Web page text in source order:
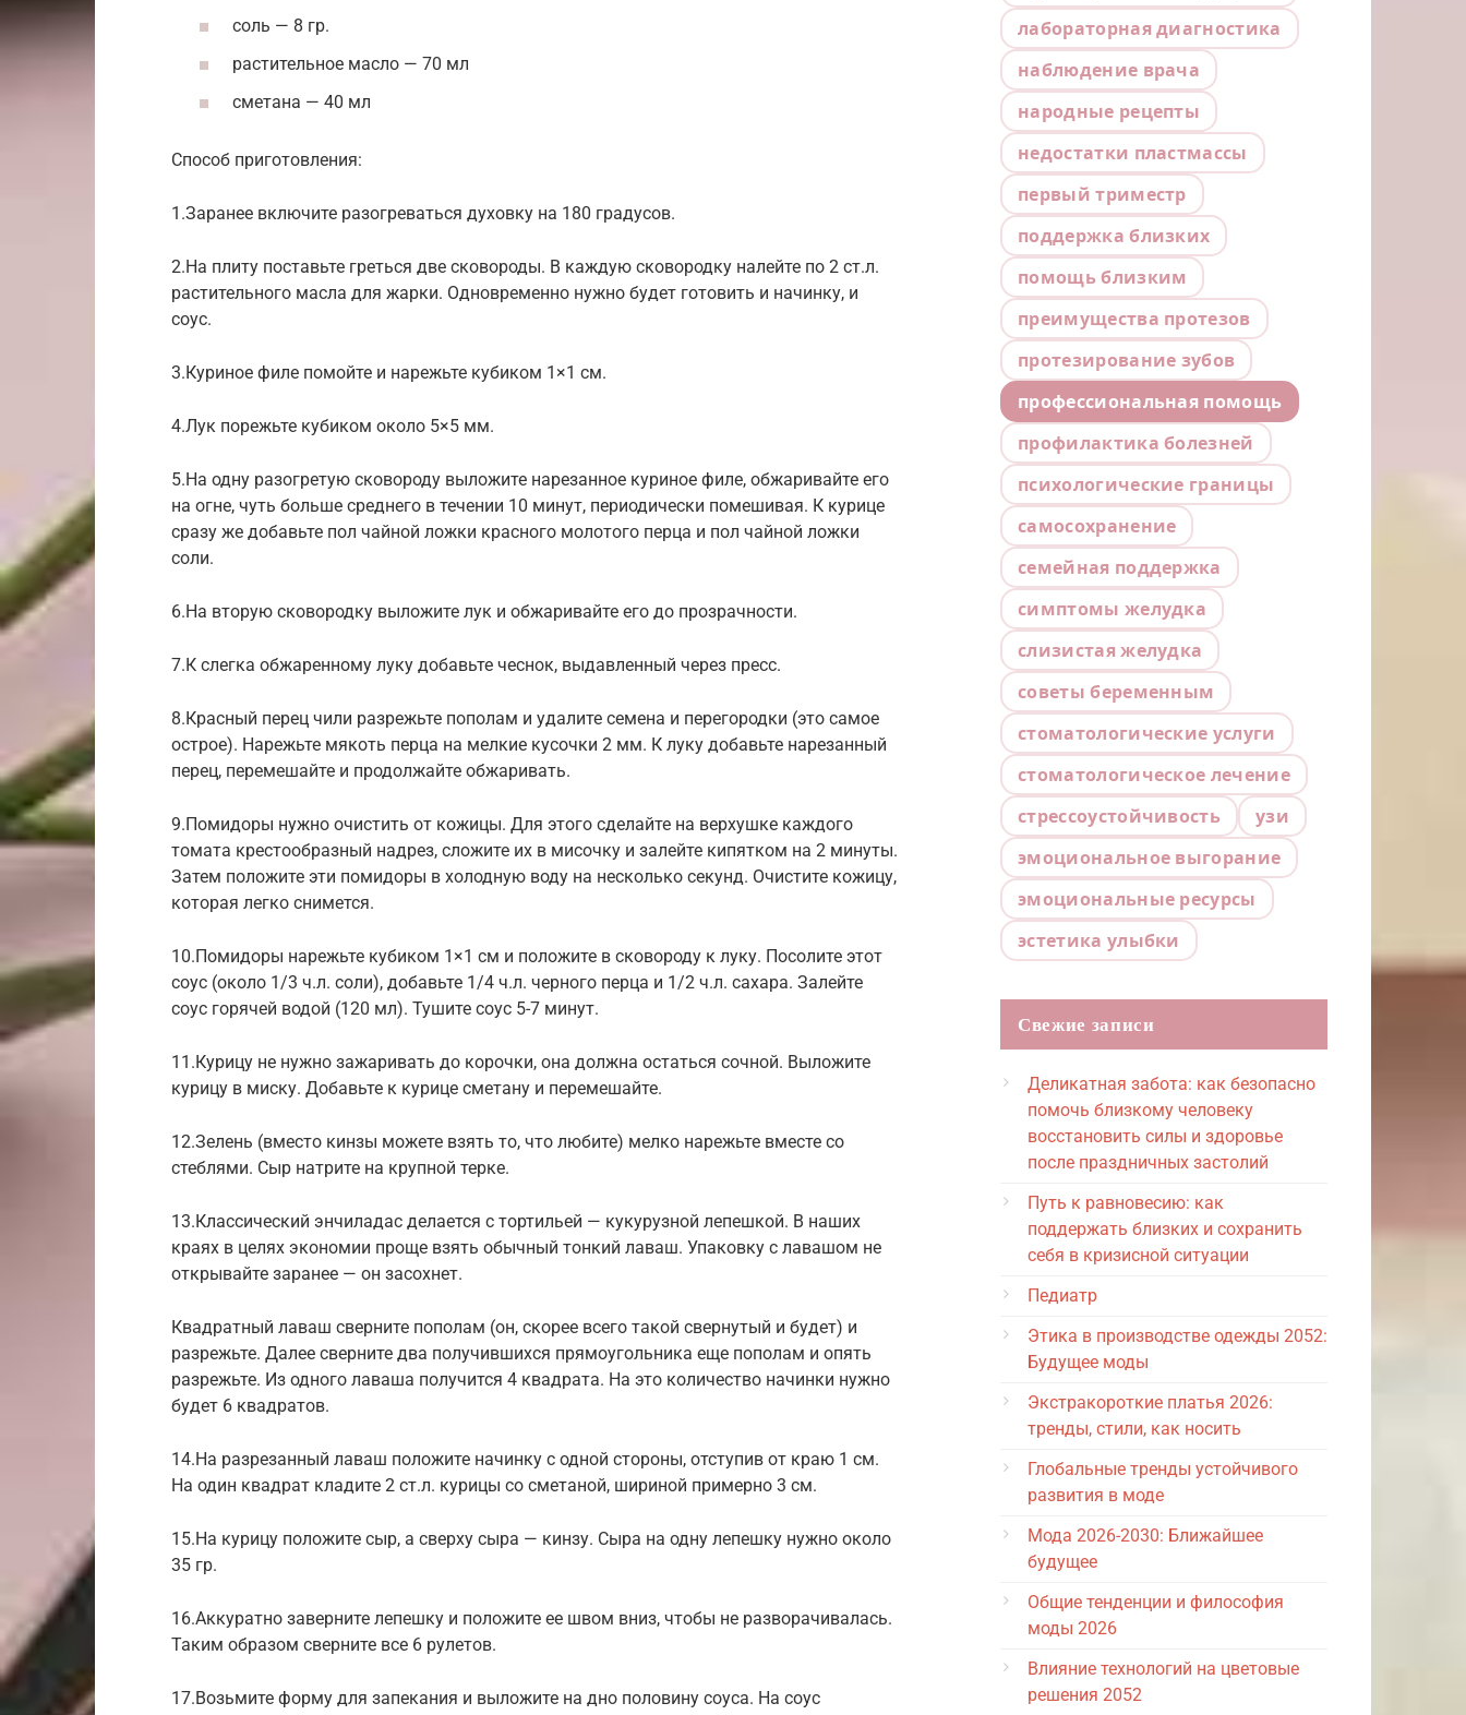
соль — 8 гр.
растительное масло — 70 мл
сметана — 40 мл
Способ приготовления:
1.Заранее включите разогреваться духовку на 180 градусов.
2.На плиту поставьте греться две сковороды. В каждую сковородку налейте по 2 ст.л.
растительного масла для жарки. Одновременно нужно будет готовить и начинку, и
соус.
3.Куриное филе помойте и нарежьте кубиком 1×1 см.
4.Лук порежьте кубиком около 5×5 мм.
5.На одну разогретую сковороду выложите нарезанное куриное филе, обжаривайте его
на огне, чуть больше среднего в течении 10 минут, периодически помешивая. К курице
сразу же добавьте пол чайной ложки красного молотого перца и пол чайной ложки
соли.
6.На вторую сковородку выложите лук и обжаривайте его до прозрачности.
7.К слегка обжаренному луку добавьте чеснок, выдавленный через пресс.
8.Красный перец чили разрежьте пополам и удалите семена и перегородки (это самое
острое). Нарежьте мякоть перца на мелкие кусочки 2 мм. К луку добавьте нарезанный
перец, перемешайте и продолжайте обжаривать.
9.Помидоры нужно очистить от кожицы. Для этого сделайте на верхушке каждого
томата крестообразный надрез, сложите их в мисочку и залейте кипятком на 2 минуты.
Затем положите эти помидоры в холодную воду на несколько секунд. Очистите кожицу,
которая легко снимется.
10.Помидоры нарежьте кубиком 1×1 см и положите в сковороду к луку. Посолите этот
соус (около 1/3 ч.л. соли), добавьте 1/4 ч.л. черного перца и 1/2 ч.л. сахара. Залейте
соус горячей водой (120 мл). Тушите соус 5-7 минут.
11.Курицу не нужно зажаривать до корочки, она должна остаться сочной. Выложите
курицу в миску. Добавьте к курице сметану и перемешайте.
12.Зелень (вместо кинзы можете взять то, что любите) мелко нарежьте вместе со
стеблями. Сыр натрите на крупной терке.
13.Классический энчиладас делается с тортильей — кукурузной лепешкой. В наших
краях в целях экономии проще взять обычный тонкий лаваш. Упаковку с лавашом не
открывайте заранее — он засохнет.
Квадратный лаваш сверните пополам (он, скорее всего такой свернутый и будет) и
разрежьте. Далее сверните два получившихся прямоугольника еще пополам и опять
разрежьте. Из одного лаваша получится 4 квадрата. На это количество начинки нужно
будет 6 квадратов.
14.На разрезанный лаваш положите начинку с одной стороны, отступив от краю 1 см.
На один квадрат кладите 2 ст.л. курицы со сметаной, шириной примерно 3 см.
15.На курицу положите сыр, а сверху сыра — кинзу. Сыра на одну лепешку нужно около
35 гр.
16.Аккуратно заверните лепешку и положите ее швом вниз, чтобы не разворачивалась.
Таким образом сверните все 6 рулетов.
17.Возьмите форму для запекания и выложите на дно половину соуса. На соус
лабораторная диагностика
наблюдение врача
народные рецепты
недостатки пластмассы
первый триместр
поддержка близких
помощь близким
преимущества протезов
протезирование зубов
профессиональная помощь
профилактика болезней
психологические границы
самосохранение
семейная поддержка
симптомы желудка
слизистая желудка
советы беременным
стоматологические услуги
стоматологическое лечение
стрессоустойчивость
узи
эмоциональное выгорание
эмоциональные ресурсы
эстетика улыбки
Свежие записи
Деликатная забота: как безопасно
помочь близкому человеку
восстановить силы и здоровье
после праздничных застолий
Путь к равновесию: как
поддержать близких и сохранить
себя в кризисной ситуации
Педиатр
Этика в производстве одежды 2052:
Будущее моды
Экстракороткие платья 2026:
тренды, стили, как носить
Глобальные тренды устойчивого
развития в моде
Мода 2026-2030: Ближайшее
будущее
Общие тенденции и философия
моды 2026
Влияние технологий на цветовые
решения 2052